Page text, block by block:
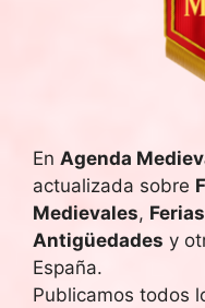
En Agenda
actualizada sobre
Medievales,
Antigüedades y
España.
Publicamos todos